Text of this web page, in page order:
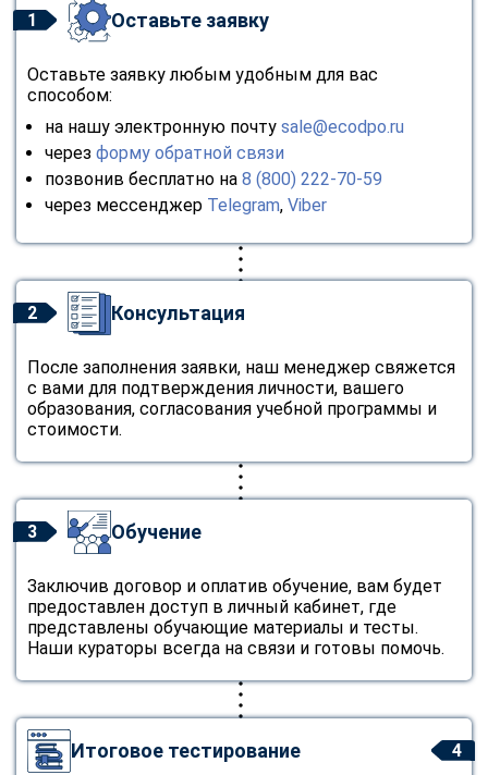
1 Оставьте заявку
Оставьте заявку любым удобным для вас
способом:
на нашу электронную почту sale@ecodpo.ru
через форму обратной связи
позвонив бесплатно на 8 (800) 222-70-59
через мессенджер Telegram, Viber
2 Консультация
После заполнения заявки, наш менеджер свяжется
с вами для подтверждения личности, вашего
образования, согласования учебной программы и
стоимости.
3 Обучение
Заключив договор и оплатив обучение, вам будет
предоставлен доступ в личный кабинет, где
представлены обучающие материалы и тесты.
Наши кураторы всегда на связи и готовы помочь.
4
Итоговое тестирование